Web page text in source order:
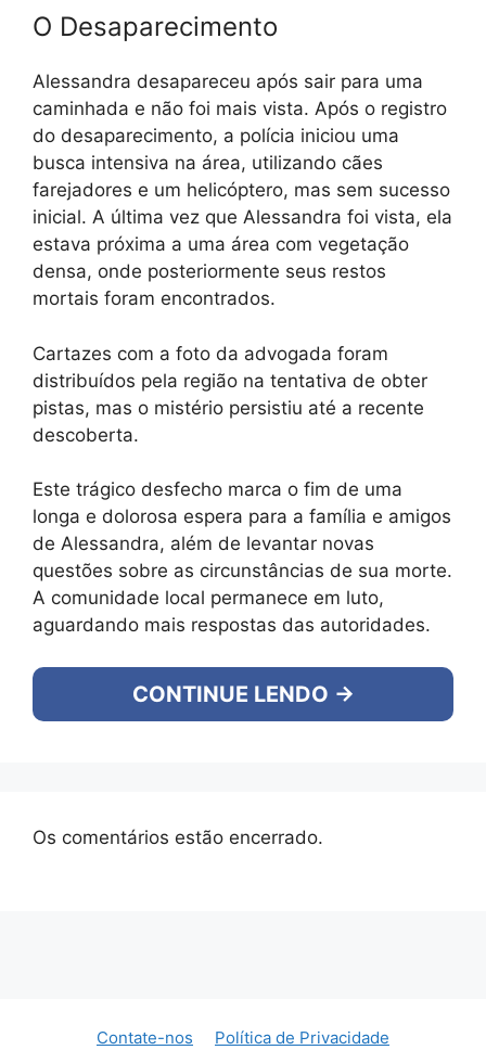
O Desaparecimento
Alessandra desapareceu após sair para uma
caminhada e não foi mais vista. Após o registro
do desaparecimento, a polícia iniciou uma
busca intensiva na área, utilizando cães
farejadores e um helicóptero, mas sem sucesso
inicial. A última vez que Alessandra foi vista, ela
estava próxima a uma área com vegetação
densa, onde posteriormente seus restos
mortais foram encontrados.
Cartazes com a foto da advogada foram
distribuídos pela região na tentativa de obter
pistas, mas o mistério persistiu até a recente
descoberta.
Este trágico desfecho marca o fim de uma
longa e dolorosa espera para a família e amigos
de Alessandra, além de levantar novas
questões sobre as circunstâncias de sua morte.
A comunidade local permanece em luto,
aguardando mais respostas das autoridades.
CONTINUE LENDO →
Os comentários estão encerrado.
Contate-nos Política de Privacidade